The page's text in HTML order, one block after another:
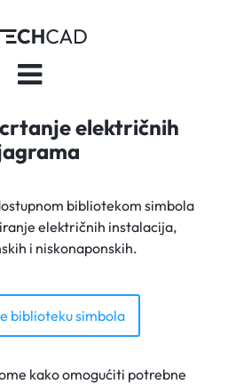
električnih
bibliotekom simbola
električnih instalacija,
i niskonaponskih.
biblioteku simbola
kako omogućiti potrebne